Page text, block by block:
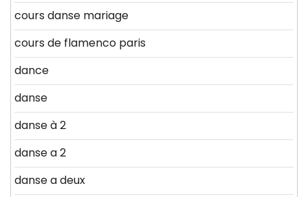
cours danse mariage
cours de flamenco paris
dance
danse
danse à 2
danse a 2
danse a deux